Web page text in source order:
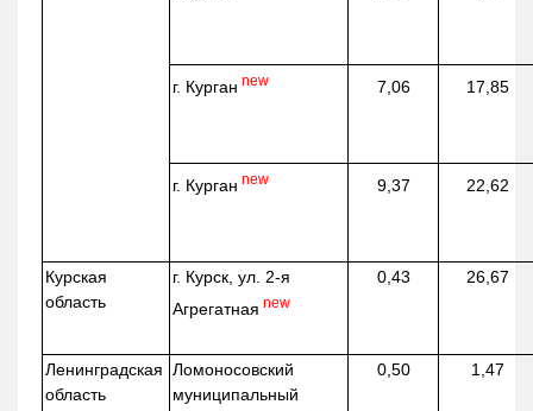
г. Курган new 7,06 17,85
г. Курган new 9,37 22,62
Курская
область
г. Курск, ул. 2-я
Агрегатная new
0,43 26,67
Ленинградская
область
Ломоносовский
муниципальный
0,50 1,47